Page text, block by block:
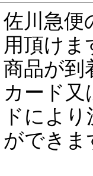
佐川急便
用頂けま
商品が到
カード
ドによ
ができま